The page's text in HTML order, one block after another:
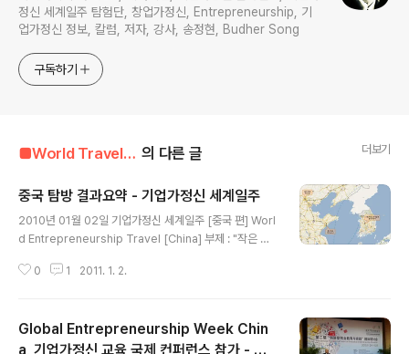
정신 세계일주 탐험단, 창업가정신, Entrepreneurship, 기
업가정신 정보, 칼럼, 저자, 강사, 송정현, Budher Song
구독하기
■World Travel■■■/#01 China(중국) 의 다른 글 더보기
중국 탐방 결과요약 - 기업가정신 세계일주
2010년 01월 02일 기업가정신 세계일주 [중국 편] Worl
d Entrepreneurship Travel [China] 부제 : "작은 영
고 요약본] □ 기 간 : 2010년 11월 18일 ~ 2010년 12월
및 기업가정신 관련 미니 인터뷰 대상자(6명) -방문기관
및 단체(10개) EFG (Shanghai Technology Entrepr
0 1 2011. 1. 2.
Global Entrepreneurship Week Chin
a, 기업가정신 교육 국제 컨퍼런스 참가 - 기